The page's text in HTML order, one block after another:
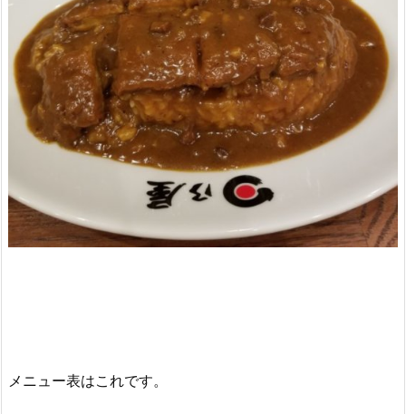
メニュー表はこれです。